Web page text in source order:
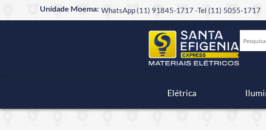
Unidade Moema: WhatsApp (11) 91845-1717 -Tel (11) 5055-1717
Elétrica